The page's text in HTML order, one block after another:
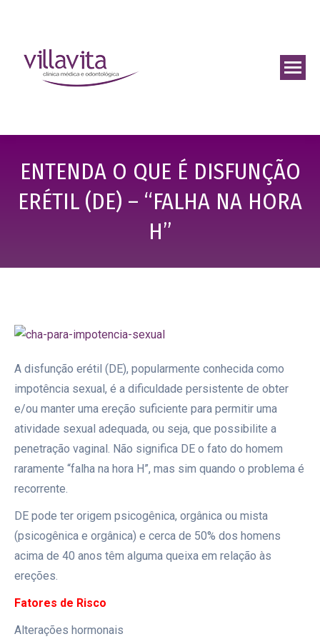
ENTENDA O QUE É DISFUNÇÃO
ERÉTIL (DE) – “FALHA NA HORA
H”
A disfunção erétil (DE), popularmente conhecida como
impotência sexual, é a dificuldade persistente de obter
e/ou manter uma ereção suficiente para permitir uma
atividade sexual adequada, ou seja, que possibilite a
penetração vaginal. Não significa DE o fato do homem
raramente “falha na hora H”, mas sim quando o problema é
recorrente.
DE pode ter origem psicogênica, orgânica ou mista
(psicogênica e orgânica) e cerca de 50% dos homens
acima de 40 anos têm alguma queixa em relação às
ereções.
Fatores de Risco
Alterações hormonais